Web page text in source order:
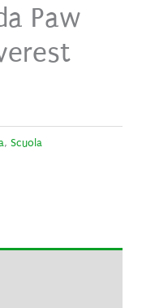
Paw
, Scuola